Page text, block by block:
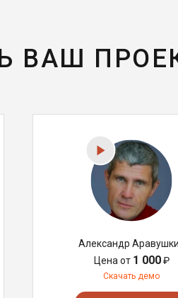
ВАШ
Александр
Цена от 1 000₽
Скачать демо